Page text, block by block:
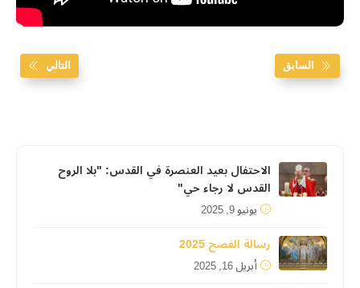
السابق التالي
الاحتفال بعيد العنصرة في القدس: "بلا الروح
القدس لا رجاء حي"
يونيو 9, 2025
رسالة الفصح 2025
أبريل 16, 2025